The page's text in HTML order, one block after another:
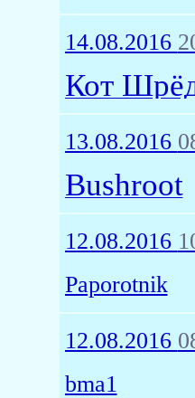
14.08.2016
Кот
13.08.2016
Bushroot
12.08.2016
Paporotnik
12.08.2016
bma1